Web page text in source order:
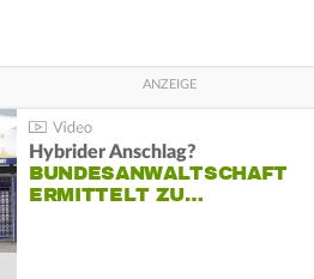
Hybrider Anschlag?
BUNDESANWALTSCHAFT
ERMITTELT ZU…